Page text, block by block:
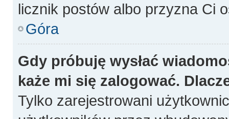
licznik postów albo przyzna Ci
Góra
Gdy próbuję wysłać
każe mi się zalogować.
Tylko zarejestrowani